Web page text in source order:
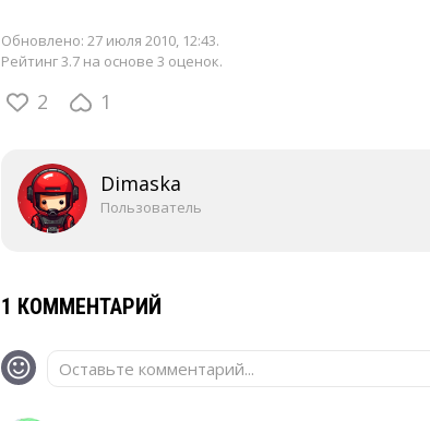
Обновлено: 27 июля 2010, 12:43.
Рейтинг 3.7 на основе 3 оценок.
2 1
Dimaska
Пользователь
1 КОММЕНТАРИЙ
Оставьте комментарий...